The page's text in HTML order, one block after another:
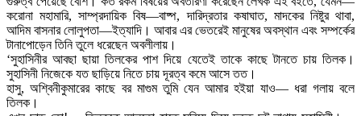
করোনা মহামারি, সাম্প্রদায়িক বিষ—বাষ্প, দারিদ্রতার কষাঘাত, মাদকের নিষ্টুর থাবা,
আদিম বাসনার লোলুপতা—ইত্যাদি। আবার এর ভেতরেই মানুষের অবস্থান এবং সম্পর্কের
টানাপোড়েন তিনি তুলে ধরেছেন অবলীলায়।
‘সুহাসিনীর আবছা ছায়া তিলকের পাশ দিয়ে যেতেই তাকে কাছে টানতে চায় তিলক।
সুহাসিনী নিজেকে যত ছাড়িয়ে নিতে চায় দূরত্ব কমে আসে তত।
হাসু, অশ্বিনীকুমারের কাছে বর মাগুম তুমি যেন আমার হইয়া যাও— ধরা গলায় বলে
তিলক।